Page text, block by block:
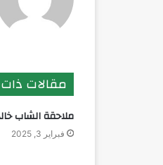
مقالات
ملاحقة الشاب
فبراير 3, 2025